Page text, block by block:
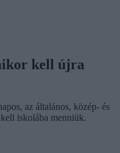
kell újra
az általános, közép- és
iskolába menniük.